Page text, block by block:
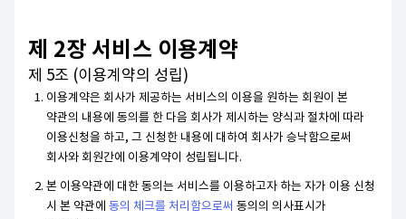
제 2장 서비스 이용계약
제 5조 (이용계약의 성립)
이용계약은 회사가 제공하는 서비스의 이용을 원하는 회원이 본
약관의 내용에 동의를 한 다음 회사가 제시하는 양식과 절차에 따라
이용신청을 하고, 그 신청한 내용에 대하여 회사가 승낙함으로써
회사와 회원간에 이용계약이 성립됩니다.
본 이용약관에 대한 동의는 서비스를 이용하고자 하는 자가 이용 신청
시 본 약관에 동의 체크를 처리함으로써 동의의 의사표시가